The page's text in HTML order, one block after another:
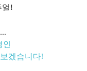
얼!
인
겠습니다!